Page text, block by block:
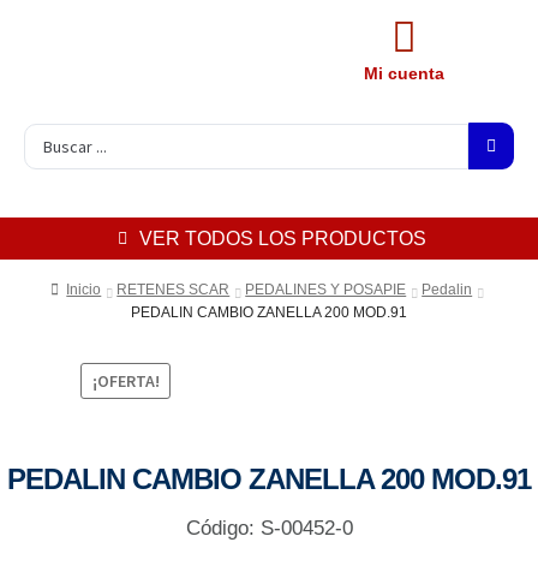
Mi cuenta
VER TODOS LOS PRODUCTOS
Inicio RETENES SCAR PEDALINES Y POSAPIE
Pedalin
PEDALIN CAMBIO ZANELLA 200 MOD.91
¡OFERTA!
PEDALIN CAMBIO ZANELLA 200 MOD.91
Código: S-00452-0